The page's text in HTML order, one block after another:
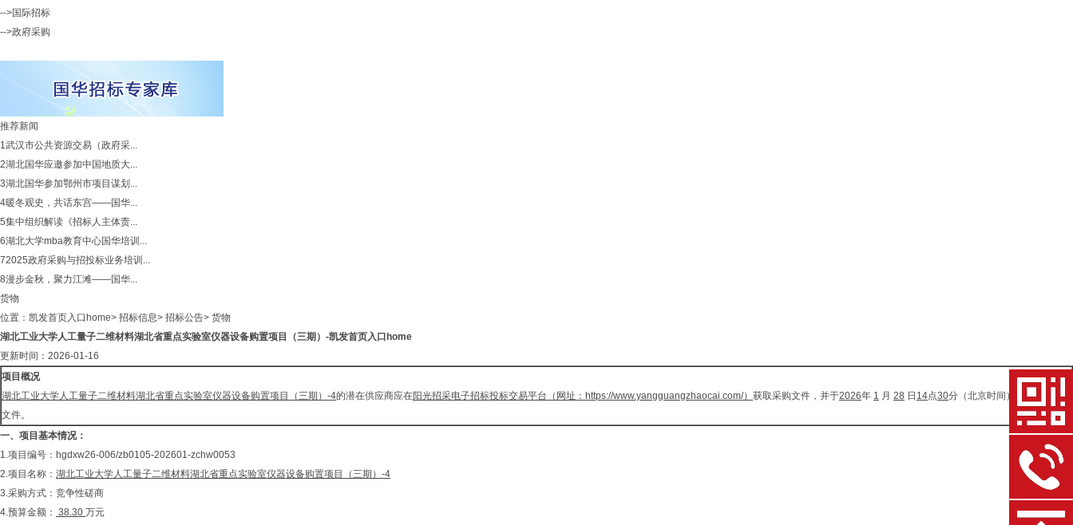
-->国际招标
-->政府采购
推荐新闻
1武汉市公共资源交易（政府采...
2湖北国华应邀参加中国地质大...
3湖北国华参加鄂州市项目谋划...
4暖冬观史，共话东宫——国华...
5集中组织解读《招标人主体责...
6湖北大学mba教育中心国华培训...
72025政府采购与招投标业务培训...
8漫步金秋，聚力江滩——国华...
货物
位置： 凯发首页入口home> 招标信息> 招标公告> 货物
湖北工业大学人工量子二维材料湖北省重点实验室仪器设备购置项目（三期）-凯发首页入口home
更新时间：2026-01-16
项目概况
湖北工业大学人工量子二维材料湖北省重点实验室仪器设备购置项目（三期）-4的潜在供应商应在阳光招采电子招标投标交易平台（网址： https://www.yangguangzhaocai.com/） 获取采购文件，并于2026年 1 月 28 日 14点30分（北京时间）前提交响应
文件。
一、 项目基本情况：
1.项目编号：hgdxw26-006/zb0105-202601-zchw0053
2.项目名称： 湖北工业大学人工量子二维材料湖北省重点实验室仪器设备购置项目（三期）-4
3.采购方式：竞争性磋商
4.预算金额： 38.30 万元